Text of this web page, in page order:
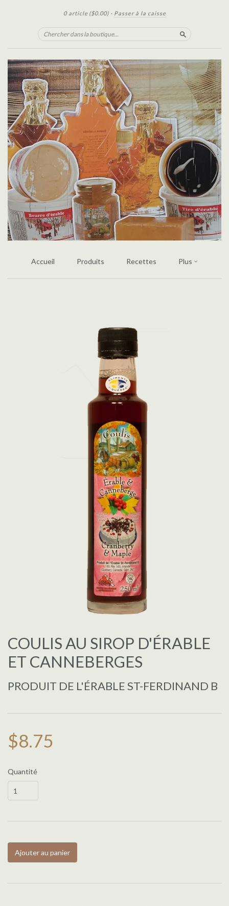
0 article ($0.00)· Passer à la caisse
Chercher
Accueil Produits Recettes Plus
COULIS AU SIROP D'ÉRABLE
ET CANNEBERGES
PRODUIT DE L'ÉRABLE ST-FERDINAND B
$8.75
Quantité
Ajouter au panier